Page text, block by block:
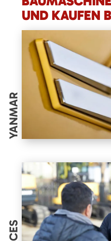
UND KAUFEN
YANMAR